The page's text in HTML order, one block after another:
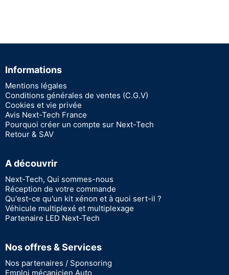
Informations
Mentions légales
Conditions générales de ventes (C.G.V)
Cookies et vie privée
Avis Next-Tech France
Pourquoi créer un compte sur Next-Tech
Retour & SAV
A découvrir
Next-Tech, Qui sommes-nous
Réception de votre commande
Qu'est-ce qu'un kit xénon et à quoi sert-il ?
Véhicule multiplexé et multiplexage
Partenaire LED Next-Tech
Nos offres & Services
Nos partenaires / Sponsoring
Emploi mécanicien Auto